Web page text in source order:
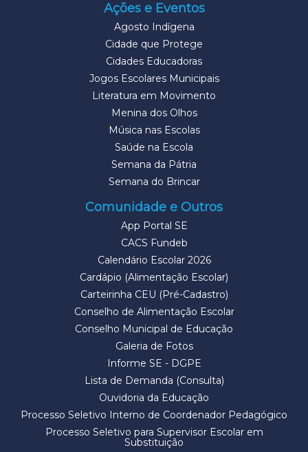
Ações e Eventos
Agosto Indígena
Cidade que Protege
Cidades Educadoras
Jogos Escolares Municipais
Literatura em Movimento
Menina dos Olhos
Música nas Escolas
Saúde na Escola
Semana da Pátria
Semana do Brincar
Comunidade e Outros
App Portal SE
CACS Fundeb
Calendário Escolar 2026
Cardápio (Alimentação Escolar)
Carteirinha CEU (Pré-Cadastro)
Conselho de Alimentação Escolar
Conselho Municipal de Educação
Galeria de Fotos
Informe SE - DGPE
Lista de Demanda (Consulta)
Ouvidoria da Educação
Processo Seletivo Interno de Coordenador Pedagógico
Processo Seletivo para Supervisor Escolar em
Substituição